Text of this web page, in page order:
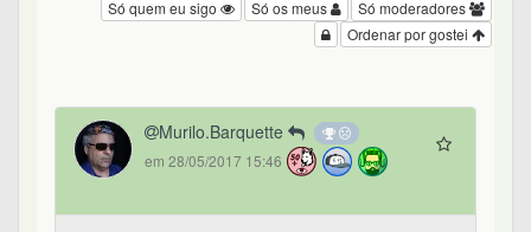
Só moderadores
Só os meus
Só quem eu sigo
Ordenar por gostei
Murilo.Barquette
em 28/05/2017 15:46